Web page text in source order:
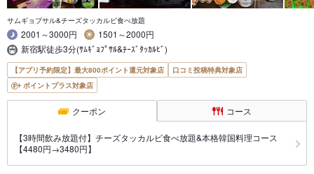
サムギョプサル&チーズタッカルビ食べ放題
2001～3000円
1501～2000円
新宿駅徒歩3分(ｻﾑｷﾞｮﾌﾟｻﾙ&ﾁｰｽﾞﾀｯｶﾙﾋﾞ)
【アプリ予約限定】最大800ポイント還元対象店
口コミ投稿特典対象店
ポイントプラス対象店
クーポン コース
【3時間飲み放題付】チーズタッカルビ食べ放題&本格韓国料理コース
【4480円→3480円】